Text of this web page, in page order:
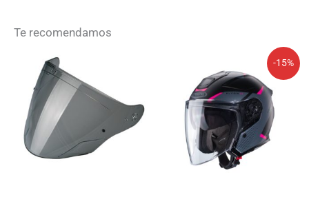
Te recomendamos
-15%
precio
original
era:
289,99€.
precio
actual
es:
246,49€.